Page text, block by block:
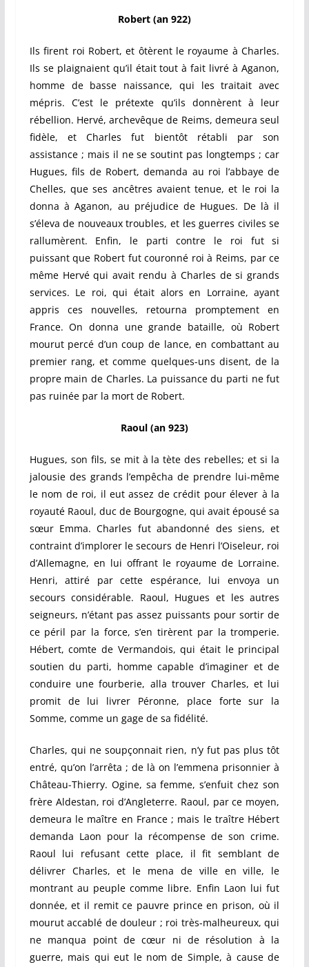
Robert (an 922)
Ils firent roi Robert, et ôtèrent le royaume à Charles.
Ils se plaignaient qu’il était tout à fait livré à Aganon,
homme de basse naissance, qui les traitait avec
mépris. C’est le prétexte qu’ils donnèrent à leur
rébellion. Hervé, archevêque de Reims, demeura seul
fidèle, et Charles fut bientôt rétabli par son
assistance ; mais il ne se soutint pas longtemps ; car
Hugues, fils de Robert, demanda au roi l’abbaye de
Chelles, que ses ancêtres avaient tenue, et le roi la
donna à Aganon, au préjudice de Hugues. De là il
s’éleva de nouveaux troubles, et les guerres civiles se
rallumèrent. Enfin, le parti contre le roi fut si
puissant que Robert fut couronné roi à Reims, par ce
même Hervé qui avait rendu à Charles de si grands
services. Le roi, qui était alors en Lorraine, ayant
appris ces nouvelles, retourna promptement en
France. On donna une grande bataille, où Robert
mourut percé d’un coup de lance, en combattant au
premier rang, et comme quelques-uns disent, de la
propre main de Charles. La puissance du parti ne fut
pas ruinée par la mort de Robert.
Raoul (an 923)
Hugues, son fils, se mit à la tète des rebelles; et si la
jalousie des grands l’empêcha de prendre lui-même
le nom de roi, il eut assez de crédit pour élever à la
royauté Raoul, duc de Bourgogne, qui avait épousé sa
sœur Emma. Charles fut abandonné des siens, et
contraint d’implorer le secours de Henri l’Oiseleur, roi
d’Allemagne, en lui offrant le royaume de Lorraine.
Henri, attiré par cette espérance, lui envoya un
secours considérable. Raoul, Hugues et les autres
seigneurs, n’étant pas assez puissants pour sortir de
ce péril par la force, s’en tirèrent par la tromperie.
Hébert, comte de Vermandois, qui était le principal
soutien du parti, homme capable d’imaginer et de
conduire une fourberie, alla trouver Charles, et lui
promit de lui livrer Péronne, place forte sur la
Somme, comme un gage de sa fidélité.
Charles, qui ne soupçonnait rien, n’y fut pas plus tôt
entré, qu’on l’arrêta ; de là on l’emmena prisonnier à
Château-Thierry. Ogine, sa femme, s’enfuit chez son
frère Aldestan, roi d’Angleterre. Raoul, par ce moyen,
demeura le maître en France ; mais le traître Hébert
demanda Laon pour la récompense de son crime.
Raoul lui refusant cette place, il fit semblant de
délivrer Charles, et le mena de ville en ville, le
montrant au peuple comme libre. Enfin Laon lui fut
donnée, et il remit ce pauvre prince en prison, où il
mourut accablé de douleur ; roi très-malheureux, qui
ne manqua point de cœur ni de résolution à la
guerre, mais qui eut le nom de Simple, à cause de